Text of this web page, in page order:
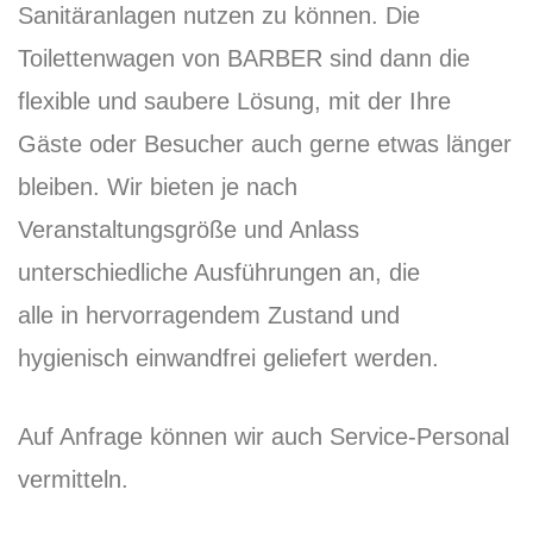
Sanitäranlagen nutzen zu können. Die
Toilettenwagen von BARBER sind dann die
flexible und saubere Lösung, mit der Ihre
Gäste oder Besucher auch gerne etwas länger
bleiben. Wir bieten je nach
Veranstaltungsgröße und Anlass
unterschiedliche Ausführungen an, die
alle in hervorragendem Zustand und
hygienisch einwandfrei geliefert werden.
Auf Anfrage können wir auch Service-Personal
vermitteln.